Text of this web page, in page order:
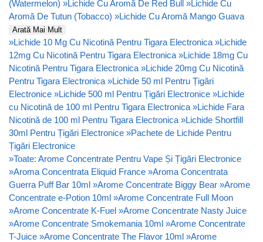
(Watermelon) »Lichide Cu Aromă De Red Bull »Lichide Cu
Aromă De Tutun (Tobacco) »Lichide Cu Aromă Mango Guava
Arată Mai Mult
»Lichide 10 Mg Cu Nicotină Pentru Tigara Electronica »Lichide
12mg Cu Nicotină Pentru Tigara Electronica »Lichide 18mg Cu
Nicotină Pentru Tigara Electronica »Lichide 20mg Cu Nicotină
Pentru Tigara Electronica »Lichide 50 ml Pentru Țigări
Electronice »Lichide 500 ml Pentru Țigări Electronice »Lichide
cu Nicotină de 100 ml Pentru Tigara Electronica »Lichide Fara
Nicotină de 100 ml Pentru Tigara Electronica »Lichide Shortfill
30ml Pentru Țigări Electronice »Pachete de Lichide Pentru
Țigări Electronice
»Toate: Arome Concentrate Pentru Vape Și Țigări Electronice
»Aroma Concentrata Eliquid France »Aroma Concentrata
Guerra Puff Bar 10ml »Arome Concentrate Biggy Bear »Arome
Concentrate e-Potion 10ml »Arome Concentrate Full Moon
»Arome Concentrate K-Fuel »Arome Concentrate Nasty Juice
»Arome Concentrate Smokemania 10ml »Arome Concentrate
T-Juice »Arome Concentrate The Flavor 10ml »Arome